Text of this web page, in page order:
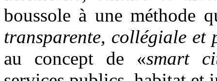
boussole à une méthode
transparente, collégiale
au concept de «smart